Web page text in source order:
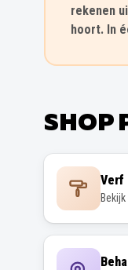
rekenen
hoort. In
SHOP
Verf